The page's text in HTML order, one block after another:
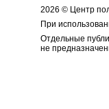
2026 © Центр
При
Отдельные
не